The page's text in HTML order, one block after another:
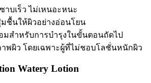
าบเร็ว ไม่เหนอะหนะ
ชื้นให้ผิวอย่างอ่อนโยน
มสำหรับการบำรุงในขั้นตอนถัดไป
พผิว โดยเฉพาะผู้ที่ไม่ชอบโลชั่นหนักผิว
Watery Lotion